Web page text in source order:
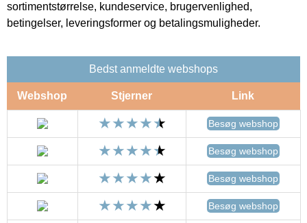
sortimentstørrelse, kundeservice, brugervenlighed,
betingelser, leveringsformer og betalingsmuligheder.
Bedst anmeldte webshops
Webshop Stjerner Link
Besøg webshop
Besøg webshop
Besøg webshop
Besøg webshop